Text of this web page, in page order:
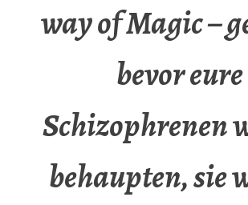
way of Magic –
bevor eure
Schizophrenen
behaupten, sie